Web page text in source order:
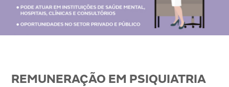
REMUNERAÇÃO EM PSIQUIATRIA